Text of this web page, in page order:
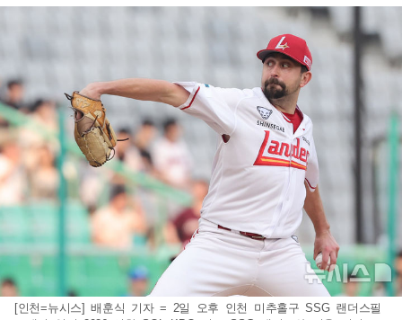
[인천=뉴시스] 배훈식 기자 = 2일 오후 인천 미추홀구 SSG 랜더스필